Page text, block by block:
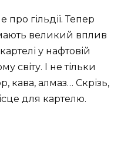
гільдії. Тепер
великий вплив
у нафтовій
світу. І не тільки
кава, алмаз… Скрізь,
для картелю.